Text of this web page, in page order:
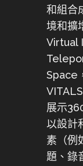
和組合
境和擴
Virtual
Space
展示
以設計
素（例
題、錄